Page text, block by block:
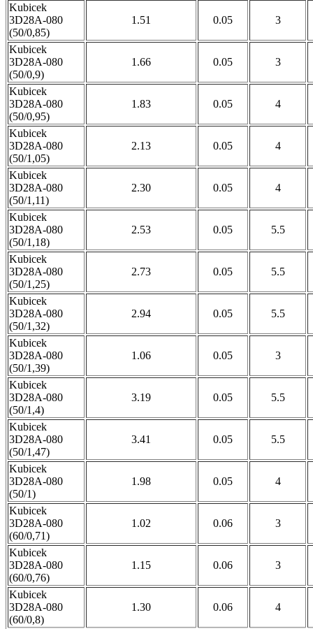
Kubicek
3D28A-080
(50/0,85)
1.51 0.05 3
Kubicek
3D28A-080
(50/0,9)
1.66 0.05 3
Kubicek
3D28A-080
(50/0,95)
1.83 0.05 4
Kubicek
3D28A-080
(50/1,05)
2.13 0.05 4
Kubicek
3D28A-080
(50/1,11)
2.30 0.05 4
Kubicek
3D28A-080
(50/1,18)
2.53 0.05 5.5
Kubicek
3D28A-080
(50/1,25)
2.73 0.05 5.5
Kubicek
3D28A-080
(50/1,32)
2.94 0.05 5.5
Kubicek
3D28A-080
(50/1,39)
1.06 0.05 3
Kubicek
3D28A-080
(50/1,4)
3.19 0.05 5.5
Kubicek
3D28A-080
(50/1,47)
3.41 0.05 5.5
Kubicek
3D28A-080
(50/1)
1.98 0.05 4
Kubicek
3D28A-080
(60/0,71)
1.02 0.06 3
Kubicek
3D28A-080
(60/0,76)
1.15 0.06 3
Kubicek
3D28A-080
(60/0,8)
1.30 0.06 4